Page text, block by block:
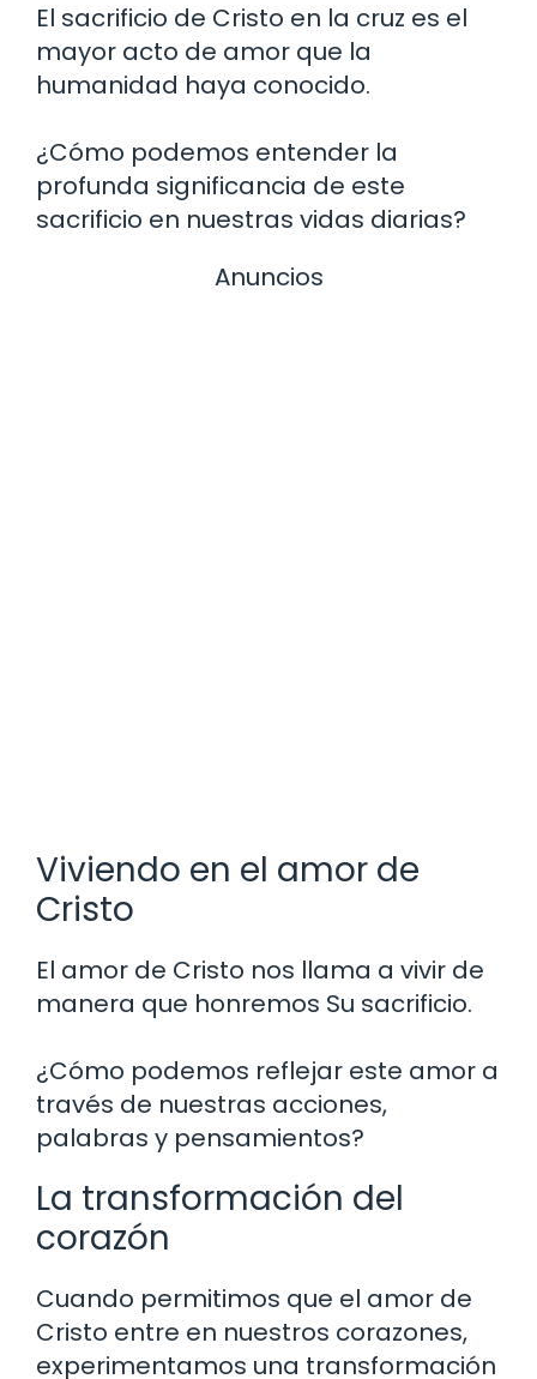
El sacrificio de Cristo en la cruz es el
mayor acto de amor que la
humanidad haya conocido.
¿Cómo podemos entender la
profunda significancia de este
sacrificio en nuestras vidas diarias?
Anuncios
Viviendo en el amor de
Cristo
El amor de Cristo nos llama a vivir de
manera que honremos Su sacrificio.
¿Cómo podemos reflejar este amor a
través de nuestras acciones,
palabras y pensamientos?
La transformación del
corazón
Cuando permitimos que el amor de
Cristo entre en nuestros corazones,
experimentamos una transformación